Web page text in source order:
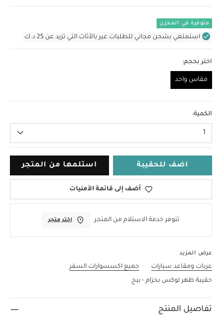
متوفرة في المخزن
استمتعي بشحن مجاني للطلبات غير بالأثاث التي تزيد عن 25 د.ك
اختر بحجم:
مقاس واحد
الكمية:
1
اضف للحقيبة استلمها من المتجر
أضف إلى قائمة الأمنيات
تتوفر خدمة الاستلام من المتجر اختر متجر
عرض المزيد
عربات ومقاعد سيارات
جميع اكسسوارات السفر
حقيبة ظهر لوكس بحزام - بيج
تفاصيل المنتج